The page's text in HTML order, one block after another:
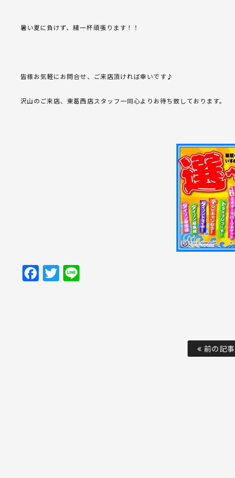
暑い夏に負けず、精一杯頑張ります！！
皆様お気軽にお問合せ、ご来店頂ければ幸いです♪
沢山のご来店、東葛西店スタッフ一同心よりお待ち致しております。
Facebook
Twitter
前の記事